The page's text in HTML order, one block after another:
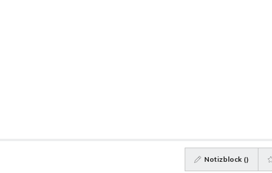
Notizblock ()